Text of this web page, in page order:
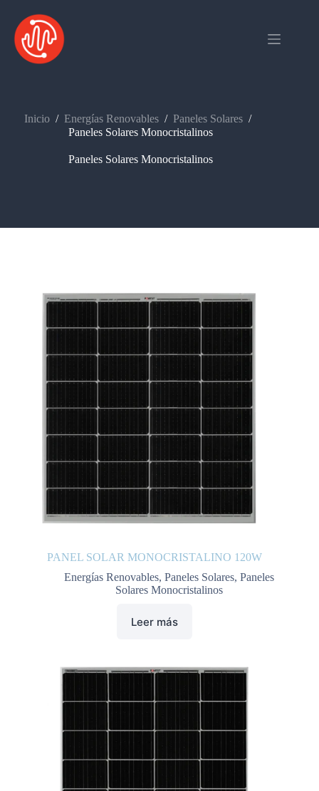
contenido
Inicio / Energías Renovables / Paneles Solares /
Paneles Solares Monocristalinos
Paneles Solares Monocristalinos
PANEL SOLAR MONOCRISTALINO 120W
Energías Renovables, Paneles Solares, Paneles
Solares Monocristalinos
Leer más